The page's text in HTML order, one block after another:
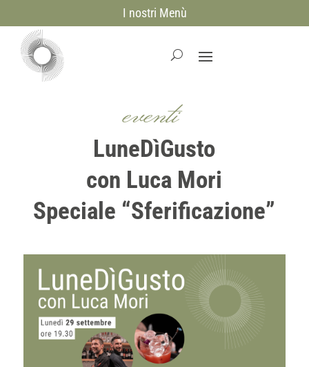
I nostri Menù
eventi
LuneDìGusto
con Luca Mori
Speciale “Sferificazione”